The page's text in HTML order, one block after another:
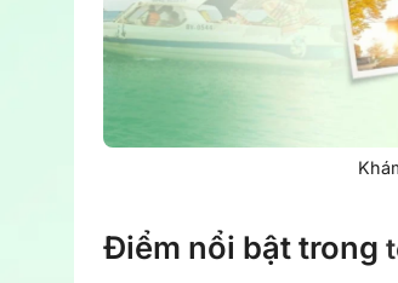
Điểm nổi bật trong